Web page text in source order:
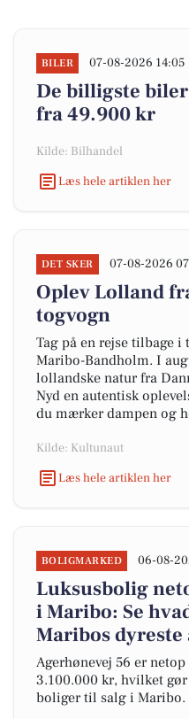
BILER 07-08-2026 14:05
De billigste
fra 49.900 kr
Kilde: Bilhandel
Læs hele artiklen her
DET SKER 07-08-2026
Oplev Lolland
togvogn
Tag på en rejse tilbage
Maribo-Bandholm. I
lollandske natur fra
Nyd en autentisk
du mærker dampen og
Kilde: Kultunaut
Læs hele artiklen her
BOLIGMARKED 06-08-
Luksusbolig
i Maribo: Se
Maribos dyreste
Agerhønevej 56 er
3.100.000 kr, hvilket
boliger til salg i Maribo.